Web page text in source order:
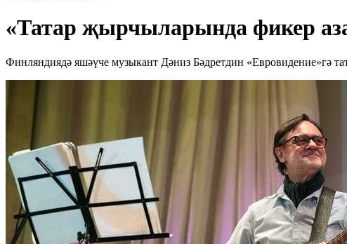
«Татар җырчыларында фикер
Финляндиядә яшәүче музыкант Дәниз Бәдретдин «Евровидение»гә